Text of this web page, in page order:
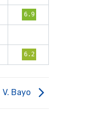
6.9
6.2
V. Bayo